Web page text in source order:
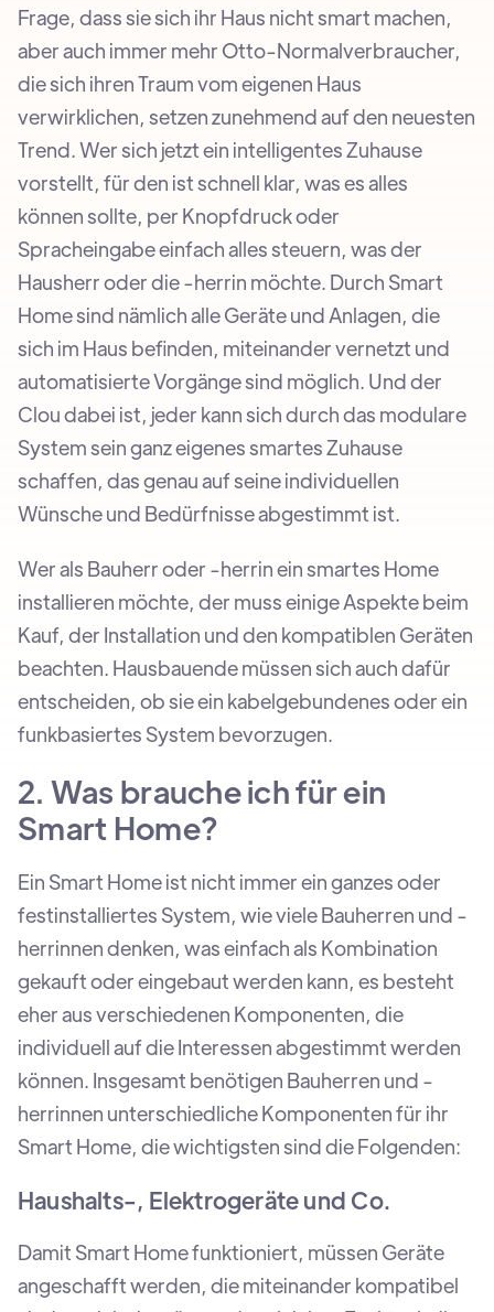
Frage, dass sie sich ihr Haus nicht smart machen,
aber auch immer mehr Otto-Normalverbraucher,
die sich ihren Traum vom eigenen Haus
verwirklichen, setzen zunehmend auf den neuesten
Trend. Wer sich jetzt ein intelligentes Zuhause
vorstellt, für den ist schnell klar, was es alles
können sollte, per Knopfdruck oder
Spracheingabe einfach alles steuern, was der
Hausherr oder die -herrin möchte. Durch Smart
Home sind nämlich alle Geräte und Anlagen, die
sich im Haus befinden, miteinander vernetzt und
automatisierte Vorgänge sind möglich. Und der
Clou dabei ist, jeder kann sich durch das modulare
System sein ganz eigenes smartes Zuhause
schaffen, das genau auf seine individuellen
Wünsche und Bedürfnisse abgestimmt ist.
Wer als Bauherr oder -herrin ein smartes Home
installieren möchte, der muss einige Aspekte beim
Kauf, der Installation und den kompatiblen Geräten
beachten. Hausbauende müssen sich auch dafür
entscheiden, ob sie ein kabelgebundenes oder ein
funkbasiertes System bevorzugen.
2. Was brauche ich für ein
Smart Home?
Ein Smart Home ist nicht immer ein ganzes oder
festinstalliertes System, wie viele Bauherren und -
herrinnen denken, was einfach als Kombination
gekauft oder eingebaut werden kann, es besteht
eher aus verschiedenen Komponenten, die
individuell auf die Interessen abgestimmt werden
können. Insgesamt benötigen Bauherren und -
herrinnen unterschiedliche Komponenten für ihr
Smart Home, die wichtigsten sind die Folgenden:
Haushalts-, Elektrogeräte und Co.
Damit Smart Home funktioniert, müssen Geräte
angeschafft werden, die miteinander kompatibel